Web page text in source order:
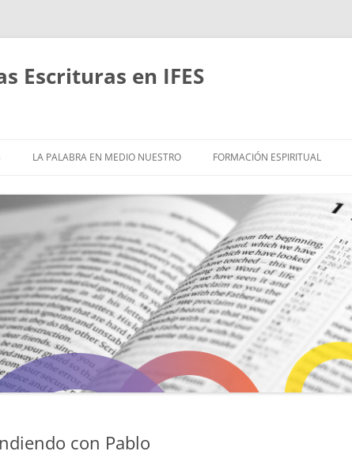
Escrituras en IFES
TEMÁTICAS Y ESTUDIOS
BÍBLICOS EN GRUPOS
REFLEXIÓN
LA PALABRA EN MEDIO NUESTRO FORMACIÓN ESPIRITUAL
HASTA QUE CRISTO SEA
FORMADO EN NOSOTROS
RITMOS REVITALIZANTES
RETIROS
CAMINANDO JUNTOS
con Pablo